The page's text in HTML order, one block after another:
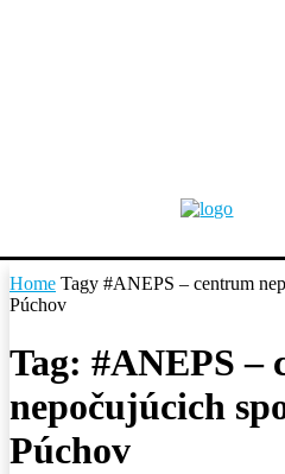
Home Tagy #ANEPS – centrum
Púchov
Tag: #ANEPS –
nepočujúcich
Púchov